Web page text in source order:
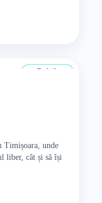
De la 0 ani
Timișoara, unde
liber, cât și să își